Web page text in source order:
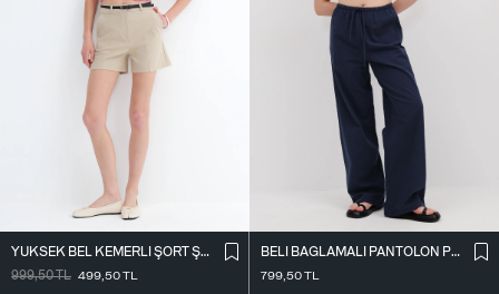
YÜKSEK BEL KEMERLI ŞORT Ş02336
999,50TL 499,50TL
BELI BAĞLAMALI PANTOLON PN17449
799,50TL